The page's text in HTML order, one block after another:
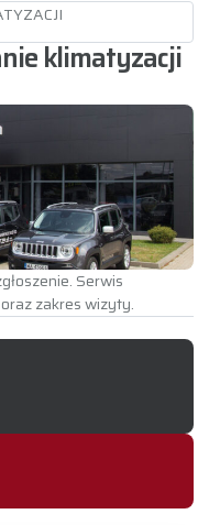
klimatyzacji
Serwis
zakres wizyty.